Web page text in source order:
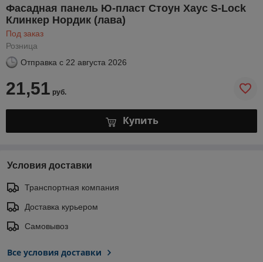
Фасадная панель Ю-пласт Стоун Хаус S-Lock
Клинкер Нордик (лава)
Под заказ
Розница
Отправка с 22 августа 2026
21,51 руб.
Купить
Условия доставки
Транспортная компания
Доставка курьером
Самовывоз
Все условия доставки